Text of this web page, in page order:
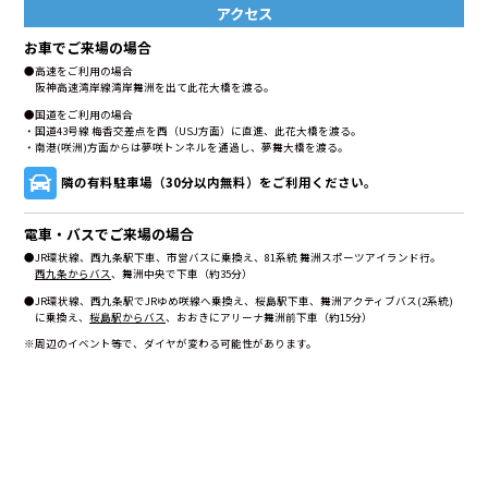
アクセス
お車でご来場の場合
●高速をご利用の場合
阪神高速湾岸線湾岸舞洲を出て此花大橋を渡る。
●国道をご利用の場合
・国道43号線 梅香交差点を西（USJ方面）に直進、此花大橋を渡る。
・南港(咲洲)方面からは夢咲トンネルを通過し、夢舞大橋を渡る。
隣の有料駐車場（30分以内無料）をご利用ください。
電車・バスでご来場の場合
●JR環状線、西九条駅下車、市営バスに乗換え、81系統 舞洲スポーツアイランド行。
西九条からバス、舞洲中央で下車（約35分）
●JR環状線、西九条駅でJRゆめ咲線へ乗換え、桜島駅下車、舞洲アクティブバス(2系統)
に乗換え、 桜島駅からバス、おおきにアリーナ舞洲前下車（約15分）
※周辺のイベント等で、ダイヤが変わる可能性があります。